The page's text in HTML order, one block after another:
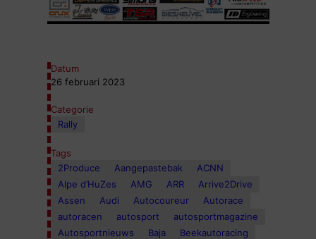
Datum
26 februari 2023
Categorie
Rally
Tags
2Produce
Aangepastebak
ACNN
Alpe d’HuZes
AMG ARR
Arrive2Drive
Assen
Audi Autocoureur
Autorace
autoracen
autosport
autosportmagazine
Autosportnieuws
Baja Beekautoracing